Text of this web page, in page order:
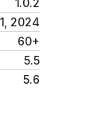
1.0.2
2024
60+
5.5
5.6